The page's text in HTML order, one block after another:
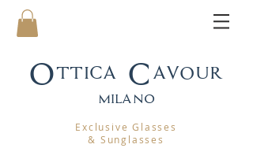
Ottica Cavour
milano
Exclusive Glasses
& Sunglasses